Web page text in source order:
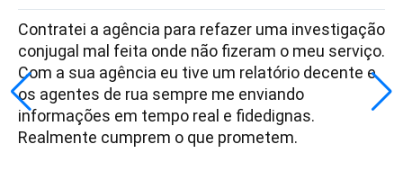
Contratei a agência para refazer uma investigação
conjugal mal feita onde não fizeram o meu serviço.
Com a sua agência eu tive um relatório decente e
os agentes de rua sempre me enviando
informações em tempo real e fidedignas.
Realmente cumprem o que prometem.